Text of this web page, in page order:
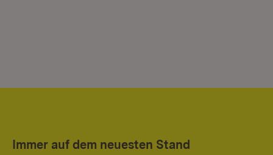
Immer auf dem neuesten Stand